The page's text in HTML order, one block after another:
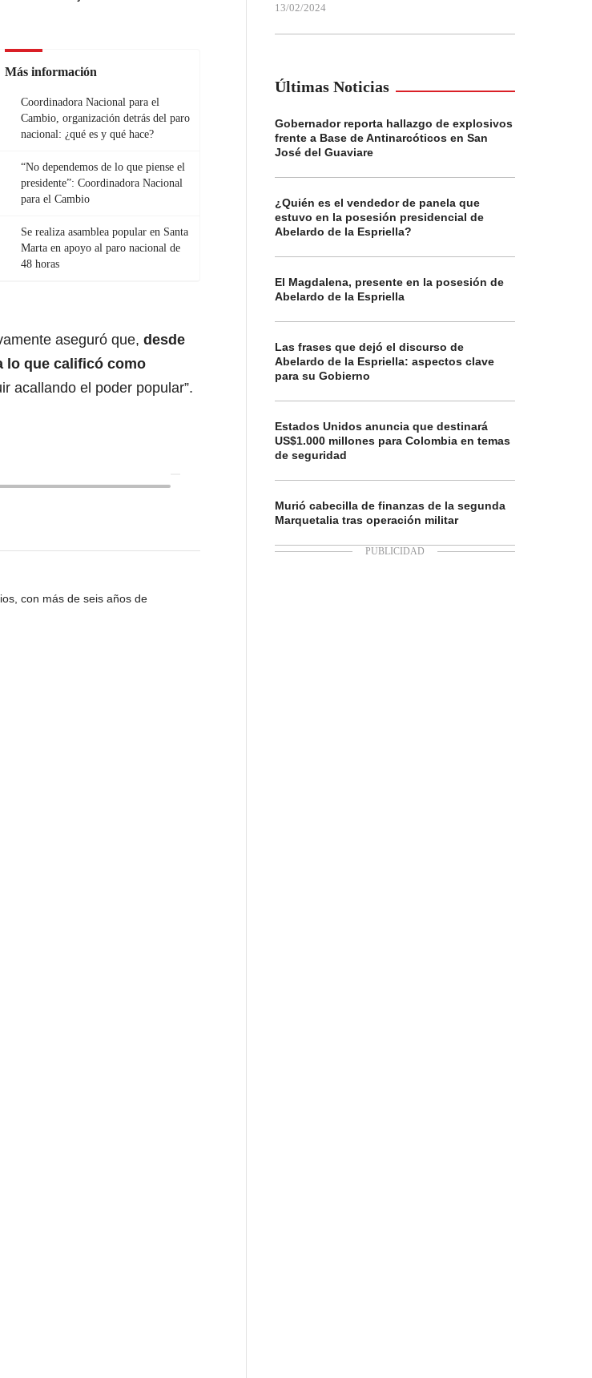
Más información
Coordinadora Nacional para el
Cambio, organización detrás del paro
nacional: ¿qué es y qué hace?
“No dependemos de lo que piense el
presidente”: Coordinadora Nacional
para el Cambio
Se realiza asamblea popular en Santa
Marta en apoyo al paro nacional de
48 horas
aseguró que, desde
lo que calificó como
acallando el poder popular”.
con más de seis años de
13/02/2024
Últimas Noticias
Gobernador reporta hallazgo de explosivos
frente a Base de Antinarcóticos en San
José del Guaviare
¿Quién es el vendedor de panela que
estuvo en la posesión presidencial de
Abelardo de la Espriella?
El Magdalena, presente en la posesión de
Abelardo de la Espriella
Las frases que dejó el discurso de
Abelardo de la Espriella: aspectos clave
para su Gobierno
Estados Unidos anuncia que destinará
US$1.000 millones para Colombia en temas
de seguridad
Murió cabecilla de finanzas de la segunda
Marquetalia tras operación militar